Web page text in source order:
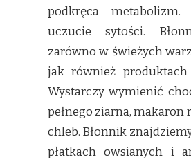
podkręca
uczucie sytości.
zarówno w świeżych
jak również produktach
Wystarczy wymienić
pełnego ziarna, makaron
chleb. Błonnik
płatkach owsianych i